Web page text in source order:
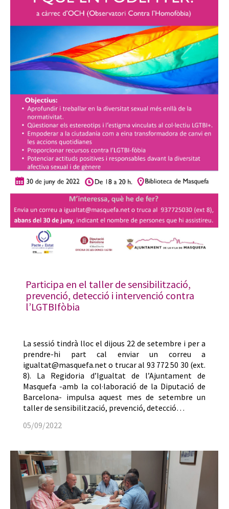
Participa en el taller de sensibilització,
prevenció, detecció i intervenció contra
l’LGTBIfòbia
La sessió tindrà lloc el dijous 22 de setembre i per a
prendre-hi part cal enviar un correu a
igualtat@masquefa.net o trucar al 93 772 50 30 (ext.
8). La Regidoria d’Igualtat de l’Ajuntament de
Masquefa -amb la col·laboració de la Diputació de
Barcelona- impulsa aquest mes de setembre un
taller de sensibilització, prevenció, detecció…
05/09/2022